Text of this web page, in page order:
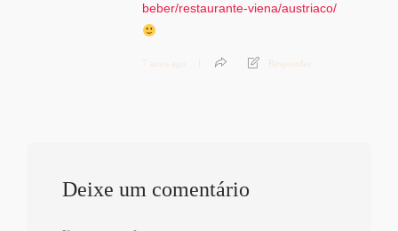
beber/restaurante-viena/austriaco/
7 anos ago Responder
Deixe um comentário